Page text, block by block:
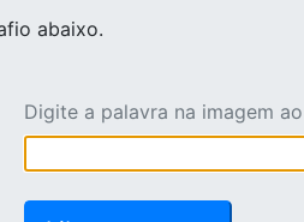
abaixo.
Digite a palavra na imagem